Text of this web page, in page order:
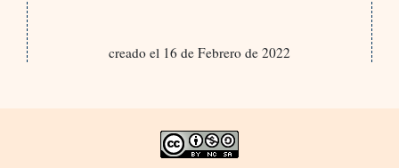
creado el 16 de Febrero de 2022